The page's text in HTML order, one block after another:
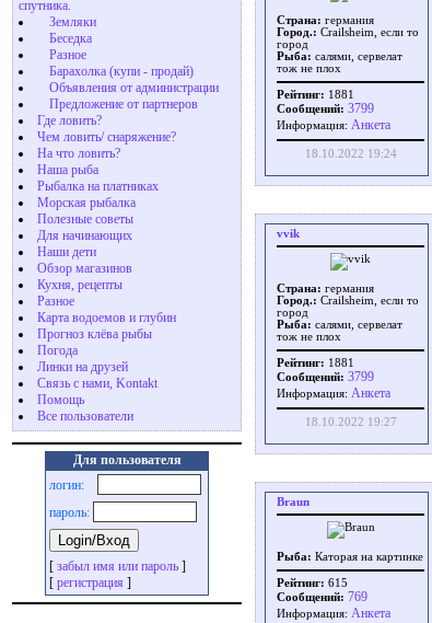
спутника.
Земляки
Беседка
Разное
Барахолка (купи - продай)
Объявления от администрации
Предложение от партнеров
Где ловить?
Чем ловить/ снаряжение?
На что ловить?
Наша рыба
Рыбалка на платниках
Морская рыбалка
Полезные советы
Для начинающих
Наши дети
Обзор магазинов
Кухня, рецепты
Разное
Карта водоемов и глубин
Прогноз клёва рыбы
Погода
Линки на друзей
Связь с нами, Kontakt
Помощь
Все пользователи
Для пользователя
логин:
пароль:
[ забыл имя или пароль ]
[ регистрация ]
Страна: германия
Город.: Crailsheim, если то
город
Рыба: салями, сервелат
тож не плох
Рейтинг: 1881
Сообщений: 3799
Информация: Aнкета
18.10.2022 19:24
vvik
Страна: германия
Город.: Crailsheim, если то
город
Рыба: салями, сервелат
тож не плох
Рейтинг: 1881
Сообщений: 3799
Информация: Aнкета
18.10.2022 19:27
Braun
Рыба: Каторая на картинке
Рейтинг: 615
Сообщений: 769
Информация: Aнкета